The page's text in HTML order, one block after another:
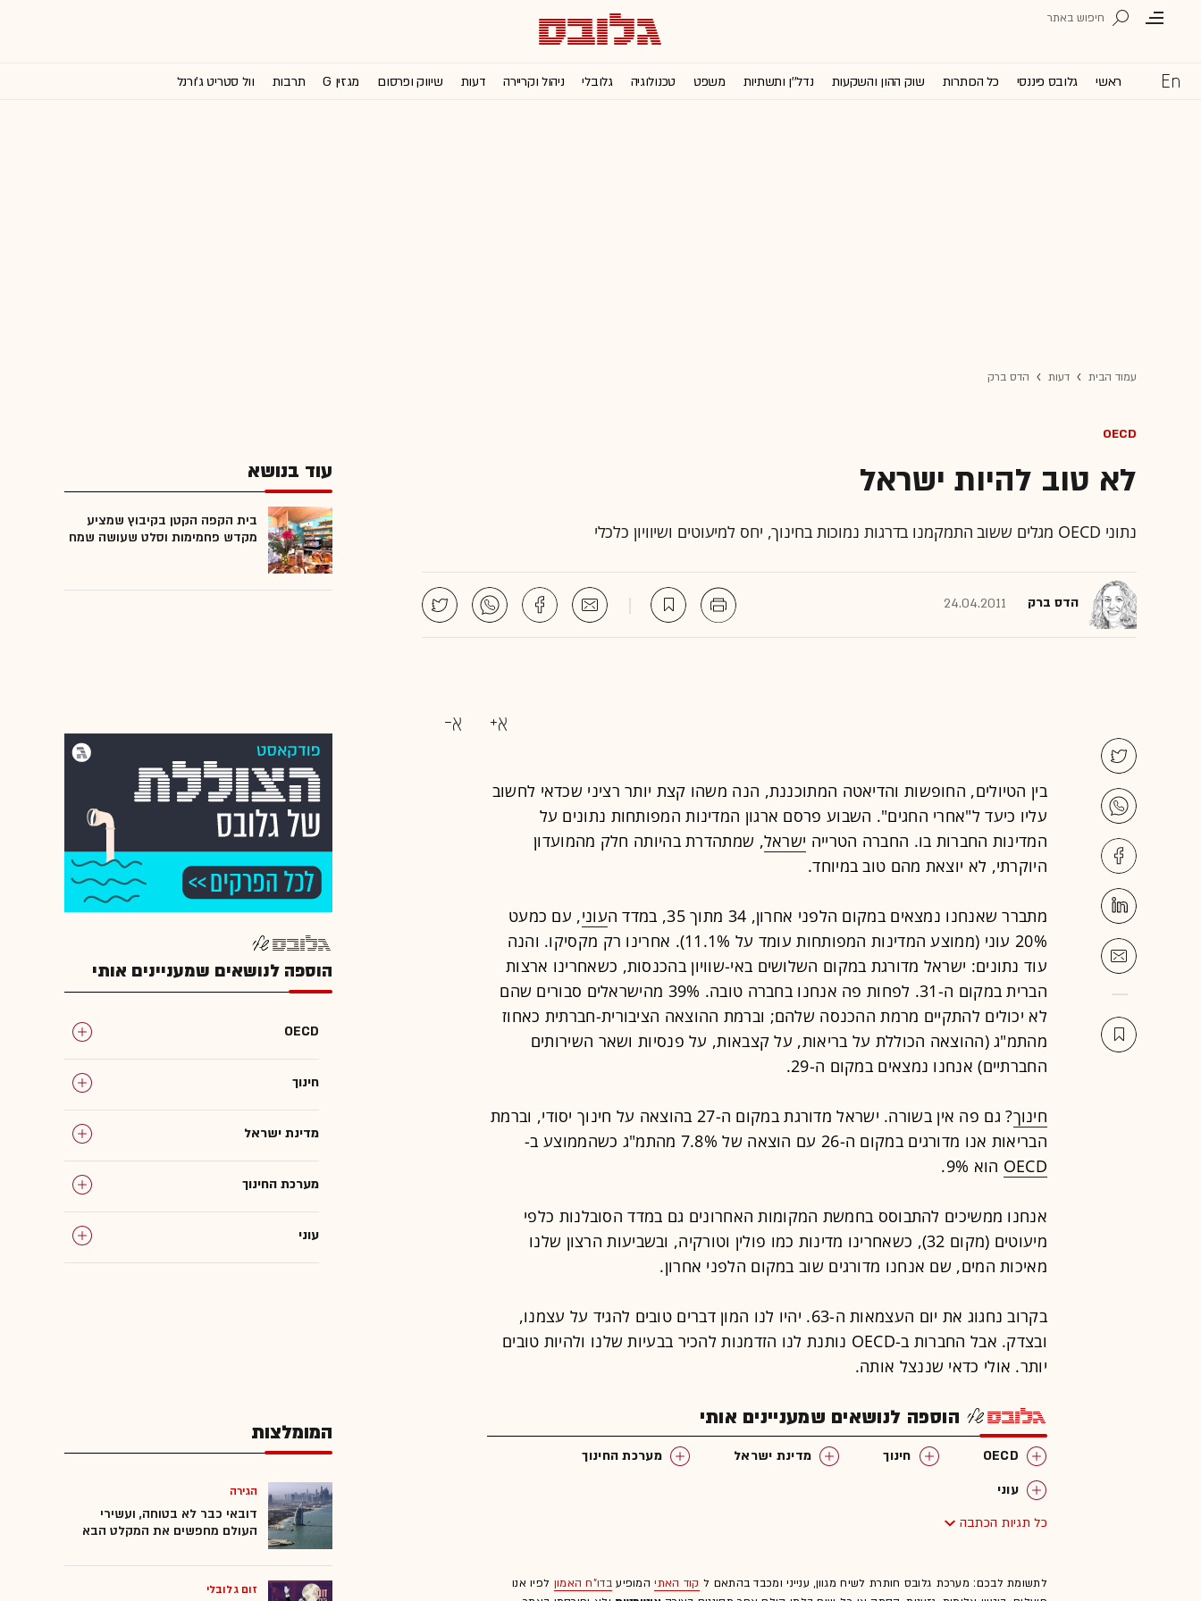
ראשי גלובס פיננסי כל הכותרות שוק ההון והשקעות נדל''ן ותשתיות משפט טכנולוגיה גלובלי ניהול וקריירה דעות שיווק ופרסום מגזין G תרבות וול סטריט ג'ורנל
עמוד הבית דעות הדס ברק
OECD
לא טוב להיות ישראל
נתוני OECD מגלים ששוב התמקמנו בדרגות נמוכות בחינוך, יחס למיעוטים ושיוויון כלכלי
הדס ברק 24.04.2011
בין הטיולים, החופשות והדיאטה המתוכננת, הנה משהו קצת יותר רציני שכדאי לחשוב
עליו כיעד ל"אחרי החגים". השבוע פרסם ארגון המדינות המפותחות נתונים על
המדינות החברות בו. החברה הטרייה ישראל, שמתהדרת בהיותה חלק מהמועדון
היוקרתי, לא יוצאת מהם טוב במיוחד.
מתברר שאנחנו נמצאים במקום הלפני אחרון, 34 מתוך 35, במדד ה עוני, עם כמעט
20% עוני (ממוצע המדינות המפותחות עומד על 11.1%). אחרינו רק מקסיקו. והנה
עוד נתונים: ישראל מדורגת במקום השלושים באי-שוויון בהכנסות, כשאחרינו ארצות
הברית במקום ה-31. לפחות פה אנחנו בחברה טובה. 39% מהישראלים סבורים שהם
לא יכולים להתקיים מרמת ההכנסה שלהם; וברמת ההוצאה הציבורית-חברתית כאחוז
מהתמ"ג (ההוצאה הכוללת על בריאות, על קצבאות, על פנסיות ושאר השירותים
החברתיים) אנחנו נמצאים במקום ה-29.
חינוך
? גם פה אין בשורה. ישראל מדורגת במקום ה-27 בהוצאה על חינוך יסודי, וברמת
הבריאות אנו מדורגים במקום ה-26 עם הוצאה של 7.8% מהתמ"ג כשהממוצע ב-
OECD הוא 9%.
אנחנו ממשיכים להתבוסס בחמשת המקומות האחרונים גם במדד הסובלנות כלפי
מיעוטים (מקום 32), כשאחרינו מדינות כמו פולין וטורקיה, ובשביעות הרצון שלנו
מאיכות המים, שם אנחנו מדורגים שוב במקום הלפני אחרון.
בקרוב נחגוג את יום העצמאות ה-63. יהיו לנו המון דברים טובים להגיד על עצמנו,
ובצדק. אבל החברות ב-OECD נותנת לנו הזדמנות להכיר בבעיות שלנו ולהיות טובים
יותר. אולי כדאי שננצל אותה.
הוספה לנושאים שמעניינים אותי
OECD חינוך מדינת ישראל
מערכת החינוך
עוני
כל תגיות הכתבה
לתשומת לבכם: מערכת גלובס חותרת לשיח מגוון, ענייני ומכבד בהתאם ל קוד האתיהמופיעבדו"ח האמון לפיו אנו
עוד בנושא
בית הקפה הקטן בקיבוץ שמציע
מקדש פחמימות וסלט שעושה שמח
הוספה לנושאים שמעניינים אותי
OECD
חינוך
מדינת ישראל
מערכת החינוך
עוני
המומלצות
הגירה
דובאי כבר לא בטוחה, ועשירי
העולם מחפשים את המקלט הבא
זום גלובלי